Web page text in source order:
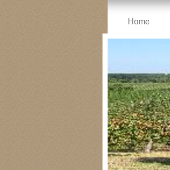
Home